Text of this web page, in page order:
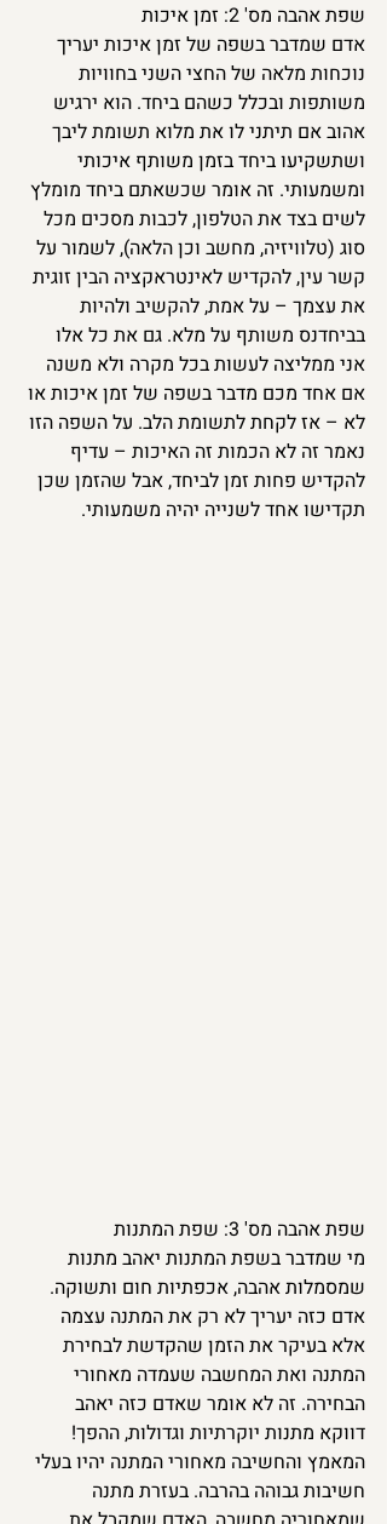
שפת אהבה מס' 2: זמן איכות
אדם שמדבר בשפה של זמן איכות יעריך
נוכחות מלאה של החצי השני בחוויות
משותפות ובכלל כשהם ביחד. הוא ירגיש
אהוב אם תיתני לו את מלוא תשומת ליבך
ושתשקיעו ביחד בזמן משותף איכותי
ומשמעותי. זה אומר שכשאתם ביחד מומלץ
לשים בצד את הטלפון, לכבות מסכים מכל
סוג (טלוויזיה, מחשב וכן הלאה), לשמור על
קשר עין, להקדיש לאינטראקציה הבין זוגית
את עצמך – על אמת, להקשיב ולהיות
בביחדנס משותף על מלא. גם את כל אלו
אני ממליצה לעשות בכל מקרה ולא משנה
אם אחד מכם מדבר בשפה של זמן איכות או
לא – אז לקחת לתשומת הלב. על השפה הזו
נאמר זה לא הכמות זה האיכות – עדיף
להקדיש פחות זמן לביחד, אבל שהזמן שכן
תקדישו אחד לשנייה יהיה משמעותי.
שפת אהבה מס' 3: שפת המתנות
מי שמדבר בשפת המתנות יאהב מתנות
שמסמלות אהבה, אכפתיות חום ותשוקה.
אדם כזה יעריך לא רק את המתנה עצמה
אלא בעיקר את הזמן שהקדשת לבחירת
המתנה ואת המחשבה שעמדה מאחורי
הבחירה. זה לא אומר שאדם כזה יאהב
דווקא מתנות יוקרתיות וגדולות, ההפך!
המאמץ והחשיבה מאחורי המתנה יהיו בעלי
חשיבות גבוהה בהרבה. בעזרת מתנה